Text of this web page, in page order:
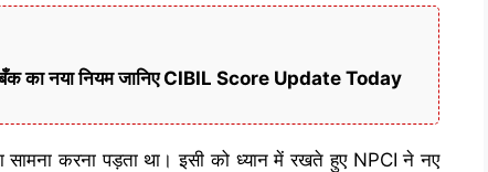
का नया नियम जानिए CIBIL Score Update Today
करना पड़ता था। इसी को ध्यान में रखते हुए NPCI ने नए